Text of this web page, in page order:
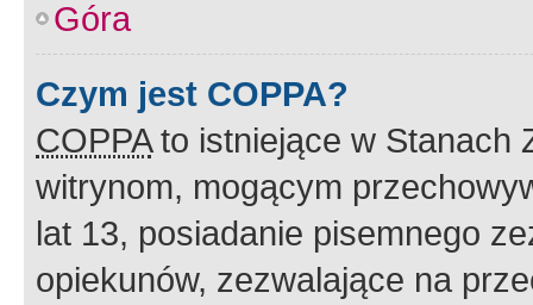
Góra
Czym jest COPPA?
COPPAto istniejące w Stanach
witrynom, mogącym
lat 13, posiadanie pisemnego
opiekunów, zezwalające na